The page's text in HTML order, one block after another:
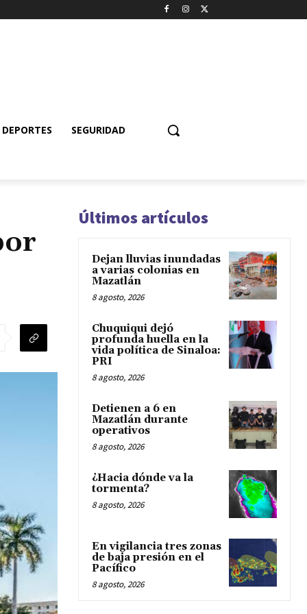
DEPORTES SEGURIDAD
Últimos artículos
Dejan lluvias inundadas
a varias colonias en
Mazatlán
8 agosto, 2026
Chuquiqui dejó
profunda huella en la
vida política de Sinaloa:
PRI
8 agosto, 2026
Detienen a 6 en
Mazatlán durante
operativos
8 agosto, 2026
¿Hacia dónde va la
tormenta?
8 agosto, 2026
En vigilancia tres zonas
de baja presión en el
Pacífico
8 agosto, 2026